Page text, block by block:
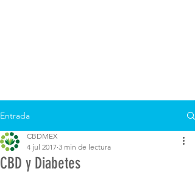
Entrada
CBD y Diabetes
CBDMEX
4 jul 2017 3 min de lectura